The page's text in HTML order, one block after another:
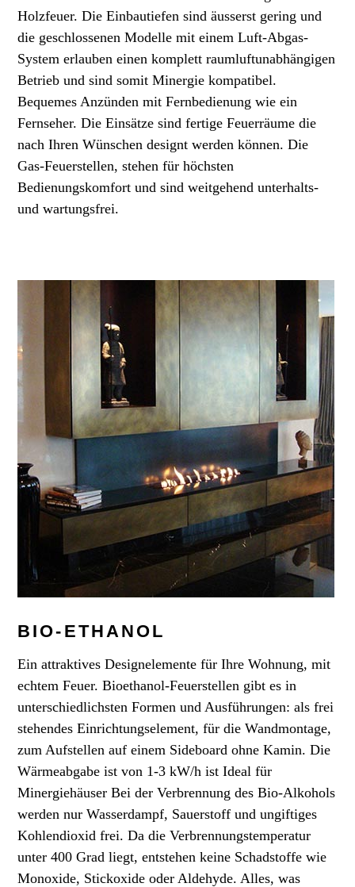
Holzfeuer. Die Einbautiefen sind äusserst gering und
die geschlossenen Modelle mit einem Luft-Abgas-
System erlauben einen komplett raumluftunabhängigen
Betrieb und sind somit Minergie kompatibel.
Bequemes Anzünden mit Fernbedienung wie ein
Fernseher. Die Einsätze sind fertige Feuerräume die
nach Ihren Wünschen designt werden können. Die
Gas-Feuerstellen, stehen für höchsten
Bedienungskomfort und sind weitgehend unterhalts-
und wartungsfrei.
BIO-ETHANOL
Ein attraktives Designelemente für Ihre Wohnung, mit
echtem Feuer. Bioethanol-Feuerstellen gibt es in
unterschiedlichsten Formen und Ausführungen: als frei
stehendes Einrichtungselement, für die Wandmontage,
zum Aufstellen auf einem Sideboard ohne Kamin. Die
Wärmeabgabe ist von 1-3 kW/h ist Ideal für
Minergiehäuser Bei der Verbrennung des Bio-Alkohols
werden nur Wasserdampf, Sauerstoff und ungiftiges
Kohlendioxid frei. Da die Verbrennungstemperatur
unter 400 Grad liegt, entstehen keine Schadstoffe wie
Monoxide, Stickoxide oder Aldehyde. Alles, was